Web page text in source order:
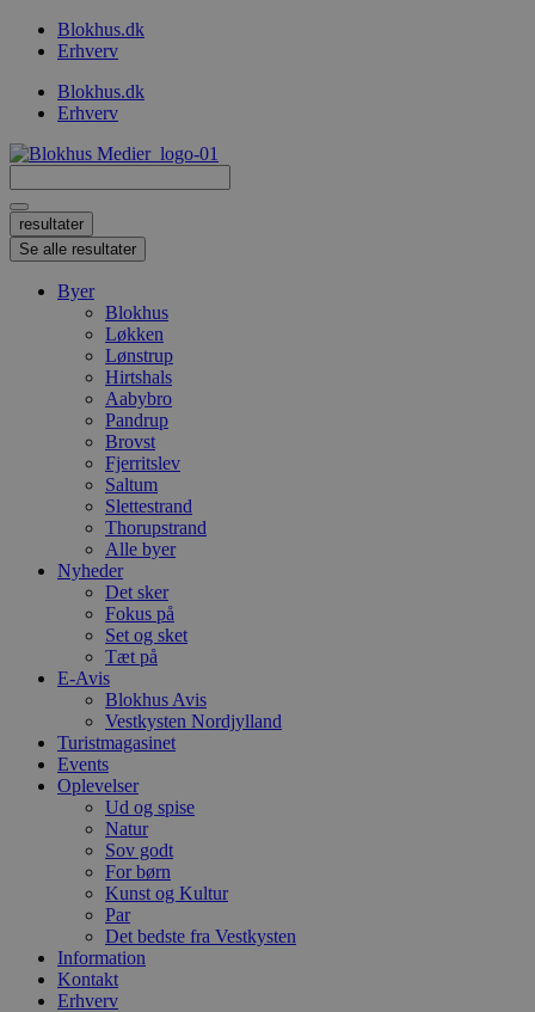
VidereBlokhus.dk
Erhverv
Blokhus.dk
Erhverv
...
resultater
Se alle resultater
Byer
Blokhus
Løkken
Lønstrup
Hirtshals
Aabybro
Pandrup
Brovst
Fjerritslev
Saltum
Slettestrand
Thorupstrand
Alle byer
Nyheder
Det sker
Fokus på
Set og sket
Tæt på
E-Avis
Blokhus Avis
Vestkysten Nordjylland
Turistmagasinet
Events
Oplevelser
Ud og spise
Natur
Sov godt
For børn
Kunst og Kultur
Par
Det bedste fra Vestkysten
Information
Kontakt
Erhverv